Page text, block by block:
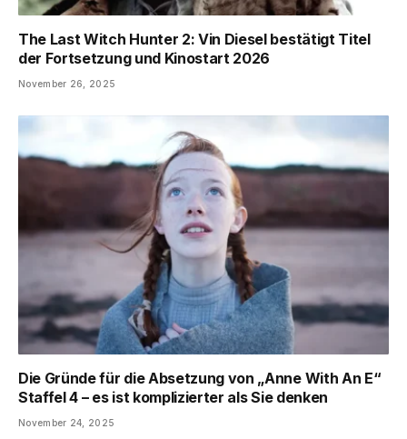
The Last Witch Hunter 2: Vin Diesel bestätigt Titel
der Fortsetzung und Kinostart 2026
November 26, 2025
Die Gründe für die Absetzung von „Anne With An E“
Staffel 4 – es ist komplizierter als Sie denken
November 24, 2025